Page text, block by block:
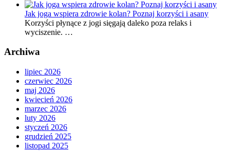
Jak joga wspiera zdrowie kolan? Poznaj korzyści i asany
Korzyści płynące z jogi sięgają daleko poza relaks i
wyciszenie. …
Archiwa
lipiec 2026
czerwiec 2026
maj 2026
kwiecień 2026
marzec 2026
luty 2026
styczeń 2026
grudzień 2025
listopad 2025